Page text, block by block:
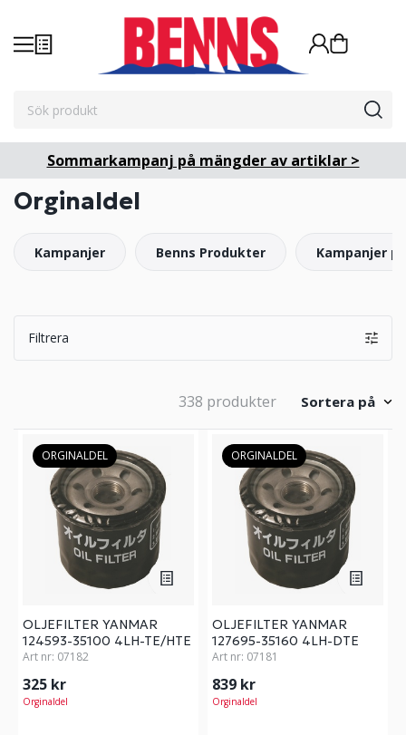
Sommarkampanj på mängder av artiklar >
Orginaldel
Kampanjer Benns Produkter Kampanjer
Filtrera
338 produkter Sortera på
ORGINALDEL
OLJEFILTER YANMAR
124593-35100 4LH-TE/HTE
Art nr: 07182
325 kr
Orginaldel
ORGINALDEL
OLJEFILTER YANMAR
127695-35160 4LH-DTE
Art nr: 07181
839 kr
Orginaldel